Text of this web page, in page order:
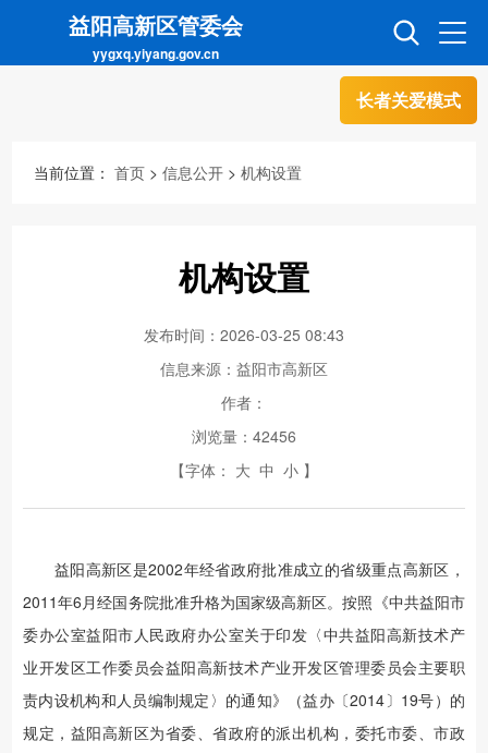
益阳高新区管委会
yygxq.yiyang.gov.cn
长者关爱模式
当前位置：首页 >信息公开 >机构设置
机构设置
发布时间：2026-03-25 08:43
信息来源：益阳市高新区
作者：
浏览量： 42456
【字体： 大 中 小 】
益阳高新区是2002年经省政府批准成立的省级重点高新区，
2011年6月经国务院批准升格为国家级高新区。按照《中共益阳市
委办公室益阳市人民政府办公室关于印发〈中共益阳高新技术产
业开发区工作委员会益阳高新技术产业开发区管理委员会主要职
责内设机构和人员编制规定〉的通知》（益办〔2014〕19号）的
规定，益阳高新区为省委、省政府的派出机构，委托市委、市政